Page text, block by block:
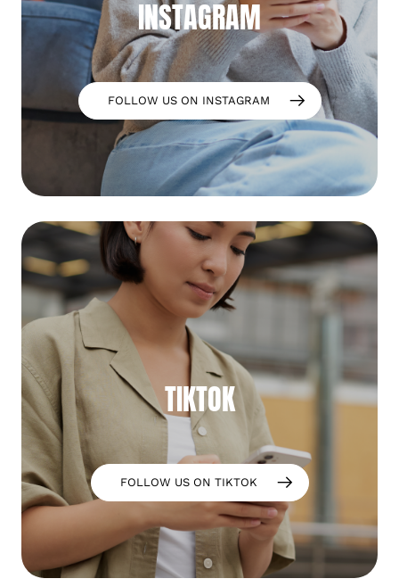
INSTAGRAM
FOLLOW US ON INSTAGRAM
TIKTOK
FOLLOW US ON TIKTOK